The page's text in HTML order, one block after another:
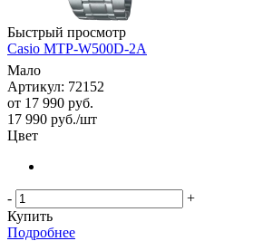
Быстрый просмотр
Casio MTP-W500D-2A
Мало
Артикул: 72152
от 17 990 руб.
17 990 руб./шт
Цвет
-
+
Купить
Подробнее